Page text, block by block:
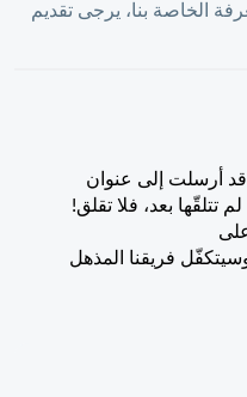
الخاصة بنا، يرجى تقديم
قد أرسلت إلى عنوان
تتلقّها بعد، فلا تقلق!
فريقنا المذهل